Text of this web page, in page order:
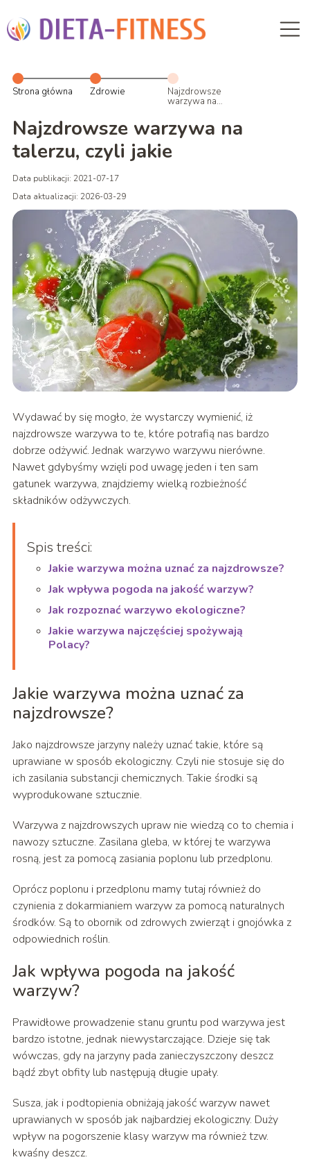
Strona główna Zdrowie Najzdrowsze
warzywa na
Najzdrowsze warzywa na
talerzu, czyli jakie
Data publikacji: 2021-07-17
Data aktualizacji: 2026-03-29
Wydawać by się mogło, że wystarczy wymienić, iż
najzdrowsze warzywa to te, które potrafią nas bardzo
dobrze odżywić. Jednak warzywo warzywu nierówne.
Nawet gdybyśmy wzięli pod uwagę jeden i ten sam
gatunek warzywa, znajdziemy wielką rozbieżność
składników odżywczych.
Spis treści:
Jakie warzywa można uznać za najzdrowsze?
Jak wpływa pogoda na jakość warzyw?
Jak rozpoznać warzywo ekologiczne?
Jakie warzywa najczęściej spożywają
Polacy?
Jakie warzywa można uznać za
najzdrowsze?
Jako najzdrowsze jarzyny należy uznać takie, które są
uprawiane w sposób ekologiczny. Czyli nie stosuje się do
ich zasilania substancji chemicznych. Takie środki są
wyprodukowane sztucznie.
Warzywa z najzdrowszych upraw nie wiedzą co to chemia i
nawozy sztuczne. Zasilana gleba, w której te warzywa
rosną, jest za pomocą zasiania poplonu lub przedplonu.
Oprócz poplonu i przedplonu mamy tutaj również do
czynienia z dokarmianiem warzyw za pomocą naturalnych
środków. Są to obornik od zdrowych zwierząt i gnojówka z
odpowiednich roślin.
Jak wpływa pogoda na jakość
warzyw?
Prawidłowe prowadzenie stanu gruntu pod warzywa jest
bardzo istotne, jednak niewystarczające. Dzieje się tak
wówczas, gdy na jarzyny pada zanieczyszczony deszcz
bądź zbyt obfity lub następują długie upały.
Susza, jak i podtopienia obniżają jakość warzyw nawet
uprawianych w sposób jak najbardziej ekologiczny. Duży
wpływ na pogorszenie klasy warzyw ma również tzw.
kwaśny deszcz.